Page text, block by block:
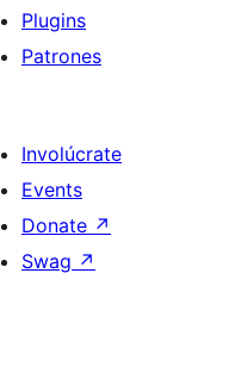
Plugins
Patrones
Involúcrate
Events
Donate ↗
Swag ↗